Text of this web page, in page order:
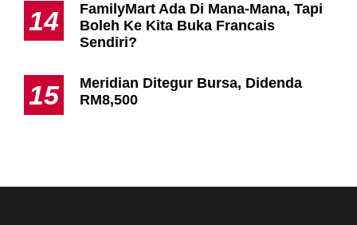
14
FamilyMart Ada Di Mana-Mana, Tapi
Boleh Ke Kita Buka Francais
Sendiri?
15
Meridian Ditegur Bursa, Didenda
RM8,500